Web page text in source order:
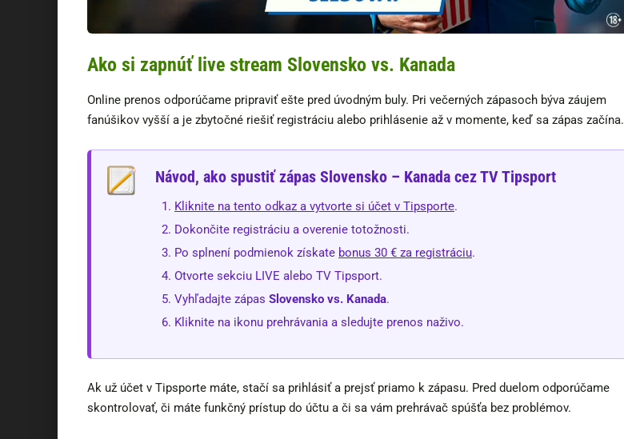
Ako si zapnúť live stream Slovensko vs. Kanada
Online prenos odporúčame pripraviť ešte pred úvodným buly. Pri večerných zápasoch býva záujem
fanúšikov vyšší a je zbytočné riešiť registráciu alebo prihlásenie až v momente, keď sa zápas začína.
Návod, ako spustiť zápas Slovensko – Kanada cez TV Tipsport
Kliknite na tento odkaz a vytvorte si účet v Tipsporte.
Dokončite registráciu a overenie totožnosti.
Po splnení podmienok získate bonus 30 € za registráciu.
Otvorte sekciu LIVE alebo TV Tipsport.
Vyhľadajte zápas Slovensko vs. Kanada.
Kliknite na ikonu prehrávania a sledujte prenos naživo.
Ak už účet v Tipsporte máte, stačí sa prihlásiť a prejsť priamo k zápasu. Pred duelom odporúčame
skontrolovať, či máte funkčný prístup do účtu a či sa vám prehrávač spúšťa bez problémov.